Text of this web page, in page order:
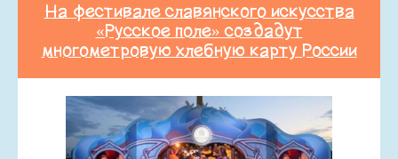
На фестивале славянского искусства
«Русское поле» создадут
многометровую хлебную карту России